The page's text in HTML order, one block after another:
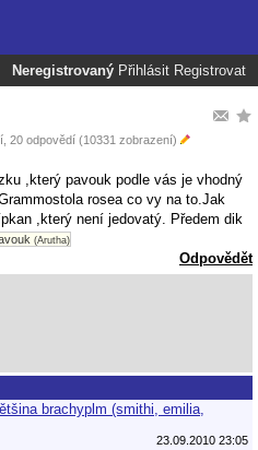
Neregistrovaný Přihlásit Registrovat
, 20 odpovědí (10331 zobrazení)
,který pavouk podle vás je vhodný
rosea co vy na to.Jak
,který není jedovatý. Předem dik
(Arutha)
Odpovědět
brachyplm (smithi, emilia,
23.09.2010 23:05